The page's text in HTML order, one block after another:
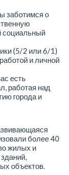
заботимся о
социальный
(5/2 или 6/1)
и личной
есть
работая над
города и
более 40
жилых и
объектов.